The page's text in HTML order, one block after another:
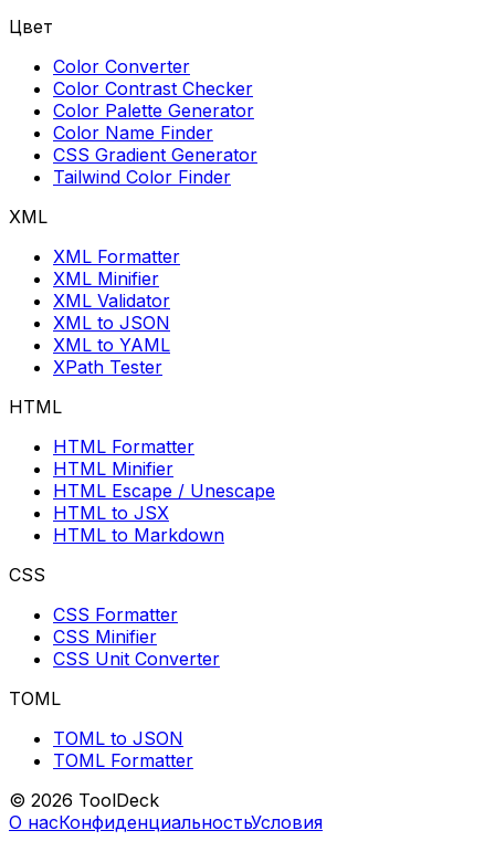
Цвет
Color Converter
Color Contrast Checker
Color Palette Generator
Color Name Finder
CSS Gradient Generator
Tailwind Color Finder
XML
XML Formatter
XML Minifier
XML Validator
XML to JSON
XML to YAML
XPath Tester
HTML
HTML Formatter
HTML Minifier
HTML Escape / Unescape
HTML to JSX
HTML to Markdown
CSS
CSS Formatter
CSS Minifier
CSS Unit Converter
TOML
TOML to JSON
TOML Formatter
© 2026 ToolDeck
О насКонфиденциальностьУсловия